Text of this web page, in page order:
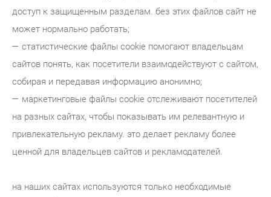
доступ к защищенным разделам. без этих файлов сайт не
может нормально работать;
— статистические файлы cookie помогают владельцам
сайтов понять, как посетители взаимодействуют с сайтом,
собирая и передавая информацию анонимно;
— маркетинговые файлы cookie отслеживают посетителей
на разных сайтах, чтобы показывать им релевантную и
привлекательную рекламу. это делает рекламу более
ценной для владельцев сайтов и рекламодателей.
на наших сайтах используются только необходимые